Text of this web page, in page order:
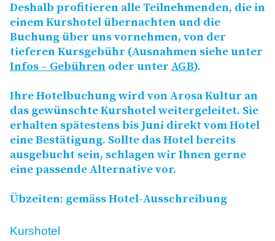
Deshalb profitieren alle Teilnehmenden, die in
einem Kurshotel übernachten und die
Buchung über uns vornehmen, von der
tieferen Kursgebühr (Ausnahmen siehe unter
Infos – Gebühren oder unter AGB).
Ihre Hotelbuchung wird von Arosa Kultur an
das gewünschte Kurshotel weitergeleitet. Sie
erhalten spätestens bis Juni direkt vom Hotel
eine Bestätigung. Sollte das Hotel bereits
ausgebucht sein, schlagen wir Ihnen gerne
eine passende Alternative vor.
Übzeiten: gemäss Hotel-Ausschreibung
Kurshotel